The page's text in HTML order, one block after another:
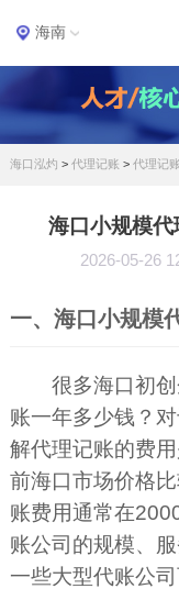
海南
海口泓灼 > 代理记账 > 代理记
海口小规模
2026-05-26
一、海口小规模
很多海口初
账一年多少钱？
解代理记账的费
前海口市场价格
账费用通常在
账公司的规模、
一些大型代账公